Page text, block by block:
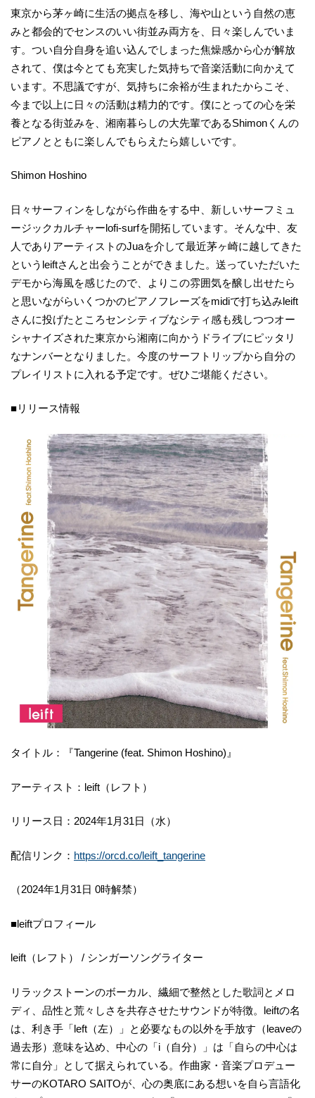
東京から茅ヶ崎に生活の拠点を移し、海や山という自然の恵
みと都会的でセンスのいい街並み両方を、日々楽しんでいま
す。つい自分自身を追い込んでしまった焦燥感から心が解放
されて、僕は今とても充実した気持ちで音楽活動に向かえて
います。不思議ですが、気持ちに余裕が生まれたからこそ、
今まで以上に日々の活動は精力的です。僕にとっての心を栄
養となる街並みを、湘南暮らしの大先輩であるShimonくんの
ピアノとともに楽しんでもらえたら嬉しいです。
Shimon Hoshino
日々サーフィンをしながら作曲をする中、新しいサーフミュ
ージックカルチャーlofi-surfを開拓しています。そんな中、友
人でありアーティストのJuaを介して最近茅ヶ崎に越してきた
というleiftさんと出会うことができました。送っていただいた
デモから海風を感じたので、よりこの雰囲気を醸し出せたら
と思いながらいくつかのピアノフレーズをmidiで打ち込みleift
さんに投げたところセンシティブなシティ感も残しつつオー
シャナイズされた東京から湘南に向かうドライブにピッタリ
なナンバーとなりました。今度のサーフトリップから自分の
プレイリストに入れる予定です。ぜひご堪能ください。
■リリース情報
タイトル：『Tangerine (feat. Shimon Hoshino)』
アーティスト：leift（レフト）
リリース日：2024年1月31日（水）
配信リンク： https://orcd.co/leift_tangerine
（2024年1月31日 0時解禁）
■leiftプロフィール
leift（レフト） / シンガーソングライター
リラックストーンのボーカル、繊細で整然とした歌詞とメロ
ディ、品性と荒々しさを共存させたサウンドが特徴。leiftの名
は、利き手「left（左）」と必要なもの以外を手放す（leaveの
過去形）意味を込め、中心の「i（自分）」は「自らの中心は
常に自分」として据えられている。作曲家・音楽プロデュー
サーのKOTARO SAITOが、心の奥底にある想いを自ら言語化